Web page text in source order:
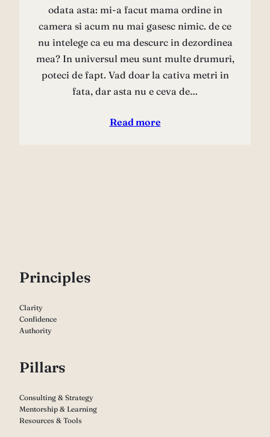
odata asta: mi-a facut mama ordine in
camera si acum nu mai gasesc nimic. de ce
nu intelege ca eu ma descurc in dezordinea
mea? In universul meu sunt multe drumuri,
poteci de fapt. Vad doar la cativa metri in
fata, dar asta nu e ceva de…
Read more
Principles
Clarity
Confidence
Authority
Pillars
Consulting & Strategy
Mentorship & Learning
Resources & Tools